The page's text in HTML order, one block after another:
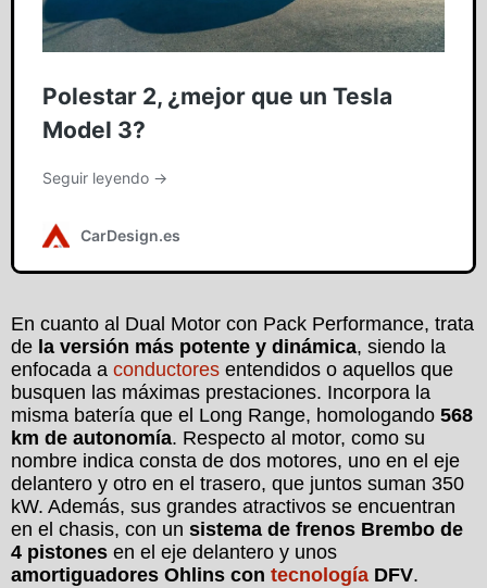
En cuanto al Dual Motor con Pack Performance, trata
de la versión más potente y dinámica, siendo la
enfocada a conductores entendidos o aquellos que
busquen las máximas prestaciones. Incorpora la
misma batería que el Long Range, homologando 568
km de autonomía. Respecto al motor, como su
nombre indica consta de dos motores, uno en el eje
delantero y otro en el trasero, que juntos suman 350
kW. Además, sus grandes atractivos se encuentran
en el chasis, con un sistema de frenos Brembo de
4 pistones en el eje delantero y unos
amortiguadores Ohlins con tecnología DFV.